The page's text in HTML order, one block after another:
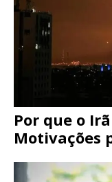
Por que o
Motivações